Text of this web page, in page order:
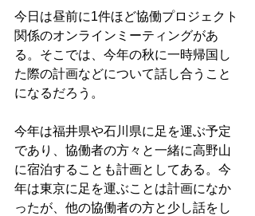
今日は昼前に1件ほど協働プロジェクト
関係のオンラインミーティングがあ
る。そこでは、今年の秋に一時帰国し
た際の計画などについて話し合うこと
になるだろう。
今年は福井県や石川県に足を運ぶ予定
であり、協働者の方々と一緒に高野山
に宿泊することも計画としてある。今
年は東京に足を運ぶことは計画になか
ったが、他の協働者の方と少し話をし